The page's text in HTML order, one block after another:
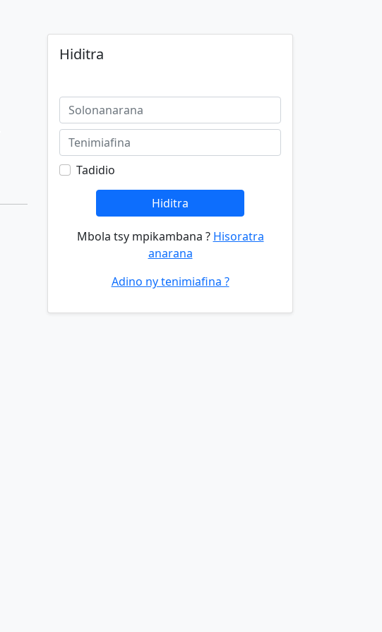
Hiditra
Tadidio
Hiditra
Mbola tsy mpikambana ? Hisoratra
anarana
Adino ny tenimiafina ?